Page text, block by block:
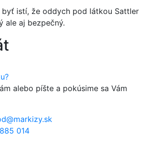
byť istí, že oddych pod látkou Sattler
ale aj bezpečný.
alebo píšte a pokúsime sa Vám
014